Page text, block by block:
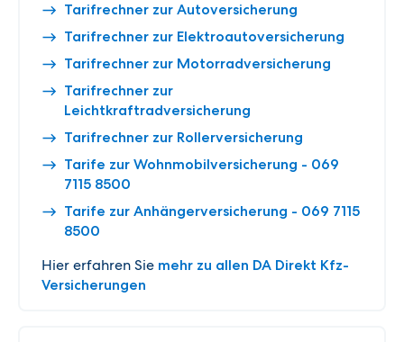
Tarifrechner zur Autoversicherung
Tarifrechner zur Elektroautoversicherung
Tarifrechner zur Motorradversicherung
Tarifrechner zur
Leichtkraftradversicherung
Tarifrechner zur Rollerversicherung
Tarife zur Wohnmobilversicherung - 069
7115 8500
Tarife zur Anhängerversicherung - 069 7115
8500
Hier erfahren Sie mehr zu allen DA Direkt Kfz-
Versicherungen